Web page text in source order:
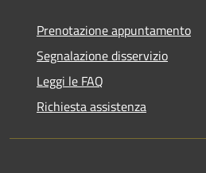
Prenotazione appuntamento
Segnalazione disservizio
Leggi le FAQ
Richiesta assistenza